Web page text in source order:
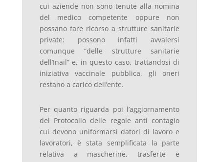
cui aziende non sono tenute alla nomina
del medico competente oppure non
possano fare ricorso a strutture sanitarie
private: possono infatti avvalersi
comunque “delle strutture sanitarie
dell’Inail” e, in questo caso, trattandosi di
iniziativa vaccinale pubblica, gli oneri
restano a carico dell’ente.
Per quanto riguarda poi l’aggiornamento
del Protocollo delle regole anti contagio
cui devono uniformarsi datori di lavoro e
lavoratori, è stata semplificata la parte
relativa a mascherine, trasferte e